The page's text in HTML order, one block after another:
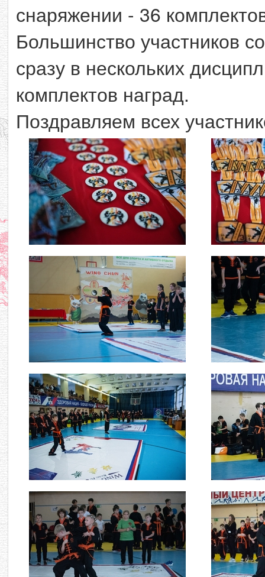
снаряжении - 36
Большинство участников
сразу в нескольких
комплектов наград.
Поздравляем всех